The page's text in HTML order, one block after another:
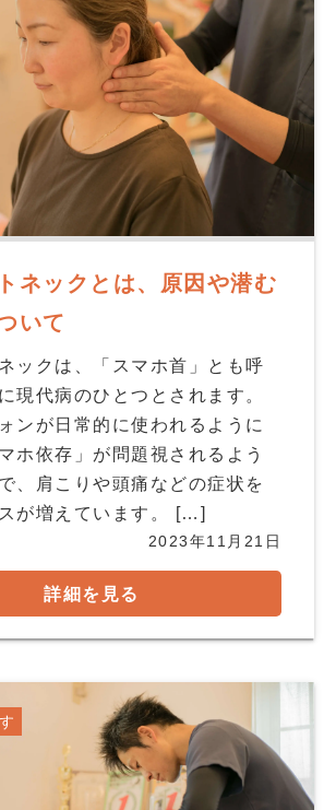
ネックとは、原因や潜む
いて
ックは、「スマホ首」とも呼
現代病のひとつとされます。
ンが日常的に使われるように
ホ依存」が問題視されるよう
、肩こりや頭痛などの症状を
が増えています。 […]
2023年11月21日
詳細を見る